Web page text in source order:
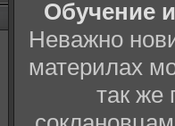
Обучение
Неважно
материлах
так же